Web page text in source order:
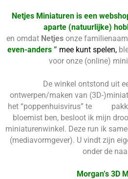
Netjes Miniaturen is een
aparte (natuurlijke)
en omdat Netjes onze familienaam
even-anders ” mee kunt spelen,
voor onze (online)
De winkel ontstond uit
ontwerpen/maken van (3D-
het “poppenhuisvirus” te
bloemist ben, besloot ik mijn
miniaturenwinkel. Deze run ik
(mediavormgever). U vindt zijn
onder de
Morgan’s 3D